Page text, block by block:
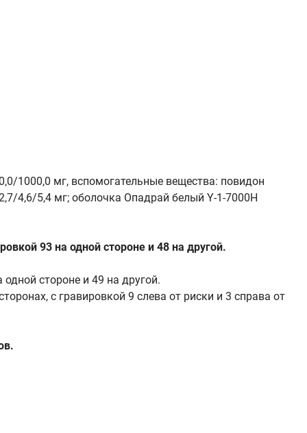
1000,0 мг, вспомогательные вещества: повидон
4,6/5,4 мг; оболочка Опадрай белый Y-1-7000H
93 на одной стороне и 48 на другой.
стороне и 49 на другой.
с гравировкой 9 слева от риски и 3 справа от